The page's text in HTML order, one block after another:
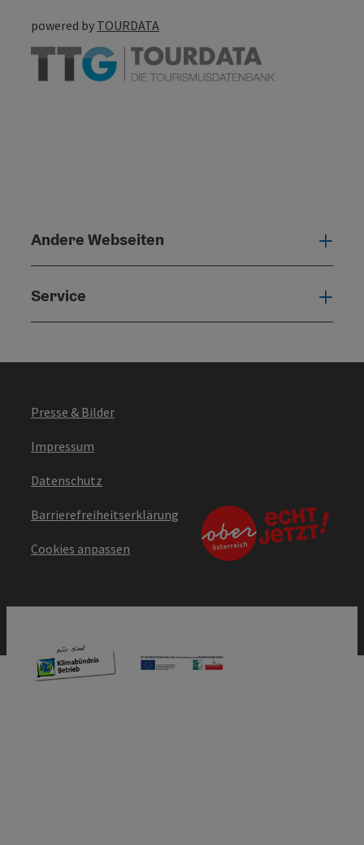
powered by TOURDATA
Andere Webseiten
Service
Presse & Bilder
Impressum
Datenschutz
Barrierefreiheitserklärung
Cookies anpassen